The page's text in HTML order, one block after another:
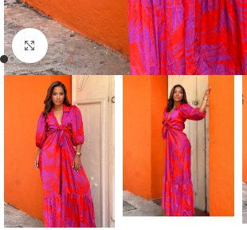
Clic para ampliar